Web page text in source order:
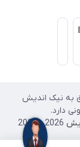
به نیک اندیش
دارد.
2026 - 2025